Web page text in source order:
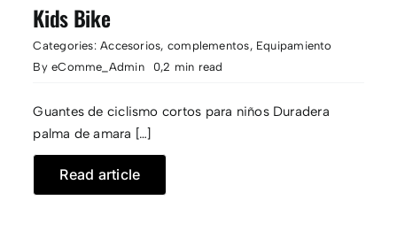
Kids Bike
Categories:Accesorios, complementos, Equipamiento
ByeComme_Admin 0,2 min read
Guantes de ciclismo cortos para niños Duradera
palma de amara […]
Read article